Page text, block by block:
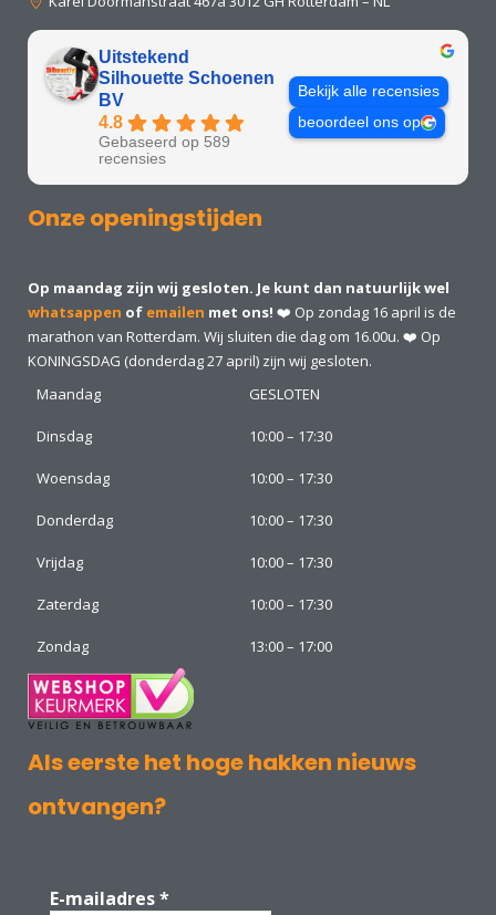
Uitstekend
Silhouette Schoenen
BV
4.8
Gebaseerd op 589
recensies
Bekijk alle recensies
beoordeel ons op
Onze openingstijden
Op maandag zijn wij gesloten. Je kunt dan natuurlijk wel
whatsappen of emailen met ons! ❤️ Op zondag 16 april is de
marathon van Rotterdam. Wij sluiten die dag om 16.00u. ❤️ Op
KONINGSDAG (donderdag 27 april) zijn wij gesloten.
Maandag
GESLOTEN
Dinsdag 10:00 – 17:30
Woensdag 10:00 – 17:30
Donderdag 10:00 – 17:30
Vrijdag 10:00 – 17:30
Zaterdag 10:00 – 17:30
Zondag 13:00 – 17:00
Als eerste het hoge hakken nieuws
ontvangen?
E-mailadres*